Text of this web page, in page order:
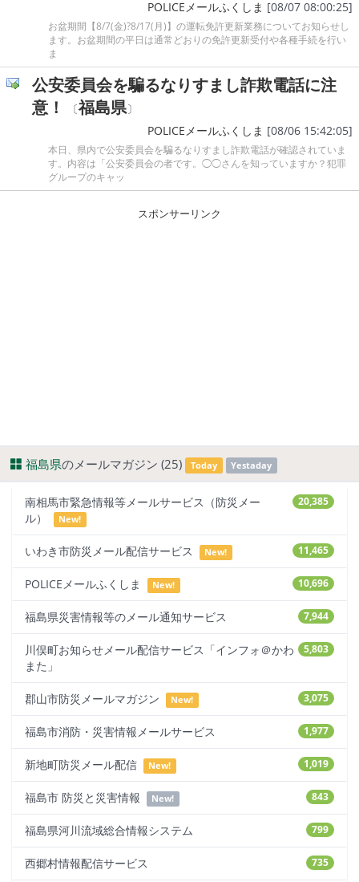
POLICEメールふくしま [08/07 08:00:25]
お盆期間【8/7(金)?8/17(月)】の運転免許更新業務についてお知らせし
ます。お盆期間の平日は通常どおりの免許更新受付や各種手続を行い
ま
公安委員会を騙るなりすまし詐欺電話に注
意！
〔福島県〕
POLICEメールふくしま [08/06 15:42:05]
本日、県内で公安委員会を騙るなりすまし詐欺電話が確認されていま
す。内容は「公安委員会の者です。◯◯さんを知っていますか？犯罪
グループのキャッ
スポンサーリンク
福島県のメールマガジン (25) Today Yestaday
20,385
南相馬市緊急情報等メールサービス（防災メー
ル）
New!
11,465
いわき市防災メール配信サービス New!
10,696
POLICEメールふくしま New!
7,944
福島県災害情報等のメール通知サービス
5,803
川俣町お知らせメール配信サービス「インフォ＠かわ
また」
3,075
郡山市防災メールマガジン New!
1,977
福島市消防・災害情報メールサービス
1,019
新地町防災メール配信 New!
843
福島市 防災と災害情報 New!
799
福島県河川流域総合情報システム
735
西郷村情報配信サービス